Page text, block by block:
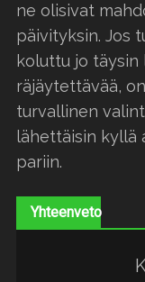
ne olisivat
päivityksin. Jos
koluttu jo täysin
räjäytettävää,
turvallinen
lähettäisin kyllä
pariin.
Yhteenveto